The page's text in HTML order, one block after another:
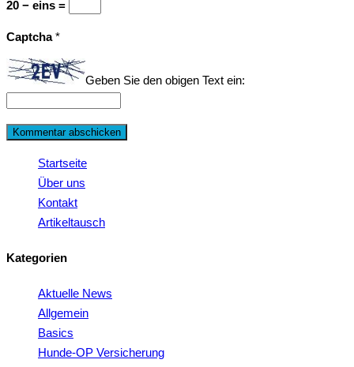
20 − eins =
Captcha*
Geben Sie den obigen Text ein:
Startseite
Über uns
Kontakt
Artikeltausch
Kategorien
Aktuelle News
Allgemein
Basics
Hunde-OP Versicherung